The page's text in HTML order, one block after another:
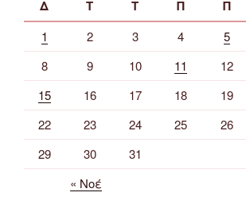
Δ Τ Τ Π Π
1 2 3 4 5
8
9 10 11 12
15
16 17 18 19
22
23 24 25 26
29
30
31
« Νοέ